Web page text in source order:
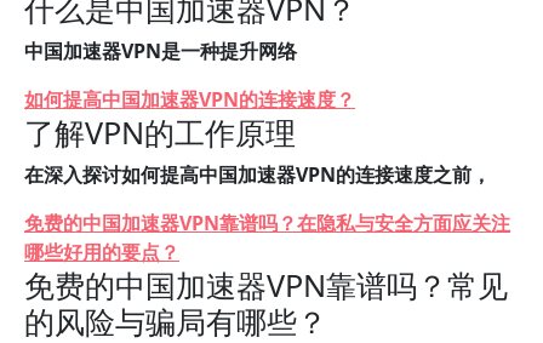
什么是中国加速器VPN？
中国加速器VPN是一种提升网络
如何提高中国加速器VPN的连接速度？
了解VPN的工作原理
在深入探讨如何提高中国加速器VPN的连接速度之前，
免费的中国加速器VPN靠谱吗？在隐私与安全方面应关注
哪些好用的要点？
免费的中国加速器VPN靠谱吗？常见
的风险与骗局有哪些？